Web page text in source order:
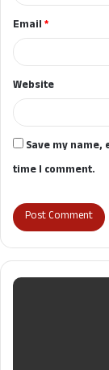
Email*
Website
Save my
time I comment.